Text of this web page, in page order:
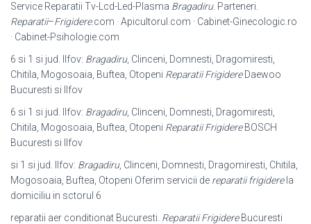
Service Reparatii Tv-Lcd-Led-Plasma Bragadiru. Parteneri.
Reparatii–Frigidere.com · Apicultorul.com · Cabinet-Ginecologic.ro
· Cabinet-Psihologie.com
6 si 1 si jud. Ilfov: Bragadiru, Clinceni, Domnesti, Dragomiresti,
Chitila, Mogosoaia, Buftea, Otopeni Reparatii FrigidereDaewoo
Bucuresti si Ilfov
6 si 1 si jud. Ilfov: Bragadiru, Clinceni, Domnesti, Dragomiresti,
Chitila, Mogosoaia, Buftea, Otopeni Reparatii FrigidereBOSCH
Bucuresti si Ilfov
si 1 si jud. Ilfov: Bragadiru, Clinceni, Domnesti, Dragomiresti, Chitila,
Mogosoaia, Buftea, Otopeni Oferim servicii de reparatii frigiderela
domiciliu in sctorul 6
reparatii aer conditionat Bucuresti. Reparatii FrigidereBucuresti